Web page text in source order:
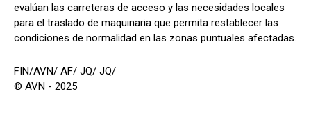
evalúan las carreteras de acceso y las necesidades locales
para el traslado de maquinaria que permita restablecer las
condiciones de normalidad en las zonas puntuales afectadas.
FIN/AVN/ AF/ JQ/ JQ/
© AVN - 2025